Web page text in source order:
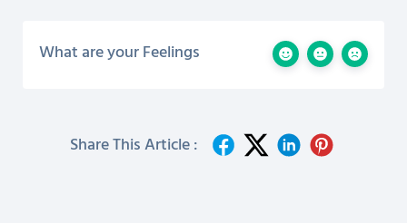
What are your Feelings
Share This Article :